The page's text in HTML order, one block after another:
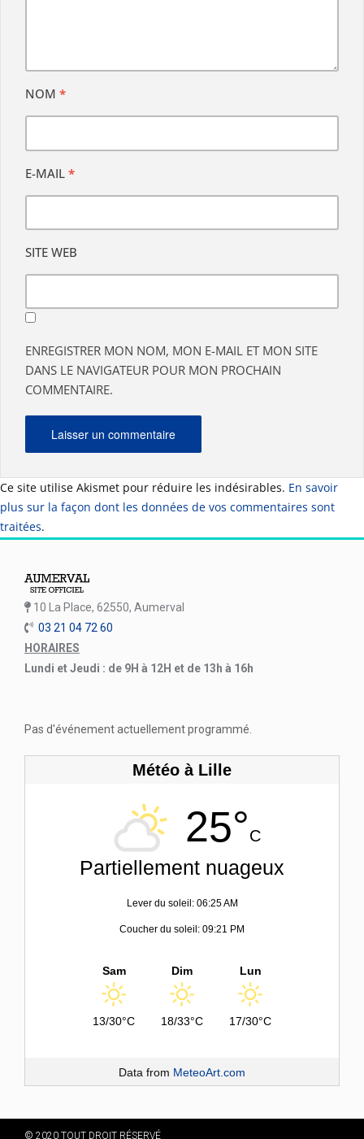
NOM *
E-MAIL *
SITE WEB
ENREGISTRER MON NOM, MON E-MAIL ET MON SITE
DANS LE NAVIGATEUR POUR MON PROCHAIN
COMMENTAIRE.
Ce site utilise Akismet pour réduire les indésirables. En savoir
plus sur la façon dont les données de vos commentaires sont
traitées.
10 La Place, 62550, Aumerval
03 21 04 72 60
HORAIRES
Lundi et Jeudi : de 9H à 12H et de 13h à 16h
Pas d'événement actuellement programmé.
Météo à Lille
25°C
Partiellement nuageux
Lever du soleil: 06:25 AM
Coucher du soleil: 09:21 PM
Sam
13/30°C
Dim
18/33°C
Lun
17/30°C
Data from MeteoArt.com
© 2020 TOUT DROIT RÉSERVÉ